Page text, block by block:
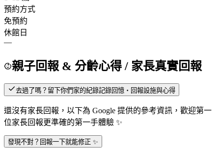
預約方式
免預約
休館日
—
親子回報 & 分齡心得 / 家長真實回報
去過了嗎？留下你們家的紀錄記錄回憶・回報設施與心得
還沒有家長回報，以下為 Google 提供的參考資訊，歡迎第一
位家長回報更準確的第一手體驗 ✨
發現不對？回報一下就能修正 ✨